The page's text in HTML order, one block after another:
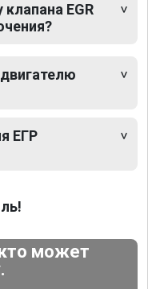
EGR
ЕГР
может